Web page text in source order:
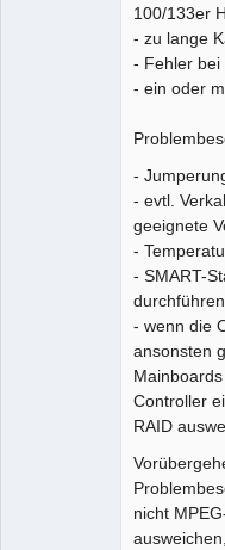
100/133er
- zu lange
- Fehler bei
- ein oder
-
- evtl.
geeignete
-
- SMART-
durchführen
- wenn die
ansonsten
Controller
RAID
nicht